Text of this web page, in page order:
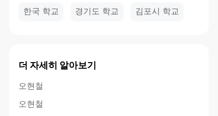
한국 학교 경기도 학교 김포시 학교
더 자세히 알아보기
오현철
오현철